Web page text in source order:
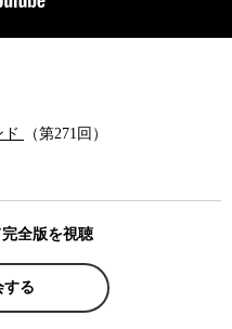
（第271回）
全版を視聴
する